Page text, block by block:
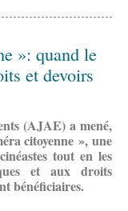
»: quand le
et devoirs
(AJAE) a mené,
citoyenne », une
tout en les
et aux droits
bénéficiaires.